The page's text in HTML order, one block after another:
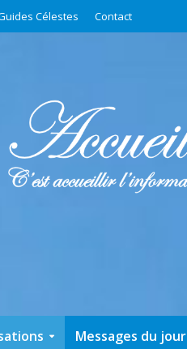
Célestes Contact
Messages du jour